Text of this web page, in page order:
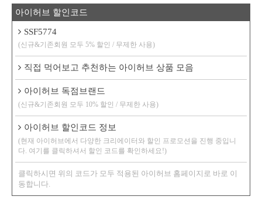
아이허브 할인코드
SSF5774
(신규&기존회원 모두 5% 할인 / 무제한 사용)
직접 먹어보고 추천하는 아이허브 상품 모음
아이허브 독점브랜드
(신규&기존회원 모두 10% 할인 / 무제한 사용)
아이허브 할인코드 정보
(현재 아이허브에서 다양한 크리에이터와 할인 프로모션을 진행 중입니
다. 여기를 클릭하셔서 할인 코드를 확인하세요!)
클릭하시면 위의 코드가 모두 적용된 아이허브 홈페이지로 바로 이
동합니다.